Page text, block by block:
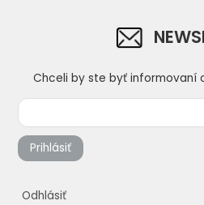
Chceli by ste byť informovaní
Prihlásiť
Odhlásiť